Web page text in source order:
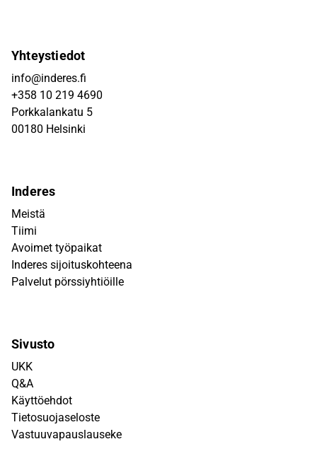
Yhteystiedot
info@inderes.fi
+358 10 219 4690
Porkkalankatu 5
00180 Helsinki
Inderes
Meistä
Tiimi
Avoimet työpaikat
Inderes sijoituskohteena
Palvelut pörssiyhtiöille
Sivusto
UKK
Q&A
Käyttöehdot
Tietosuojaseloste
Vastuuvapauslauseke